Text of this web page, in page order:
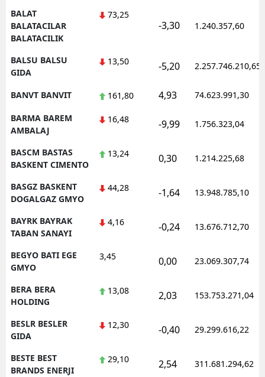
BALAT
BALATACILAR
BALATACILIK
73,25
-3,30 1.240.357,60
BALSU BALSU
GIDA
13,50 -5,20 2.257.746.210,65
BANVT BANVIT 161,80 4,93 74.623.991,30
BARMA BAREM
AMBALAJ
16,48 -9,99 1.756.323,04
BASCM BASTAS
BASKENT CIMENTO
13,24 0,30 1.214.225,68
BASGZ BASKENT
DOGALGAZ GMYO
44,28 -1,64 13.948.785,10
BAYRK BAYRAK
TABAN SANAYI
4,16 -0,24 13.676.712,70
BEGYO BATI EGE
GMYO
3,45 0,00 23.069.307,74
BERA BERA
HOLDING
13,08 2,03 153.753.271,04
BESLR BESLER
GIDA
12,30 -0,40 29.299.616,22
BESTE BEST
BRANDS ENERJI
29,10 2,54 311.681.294,62